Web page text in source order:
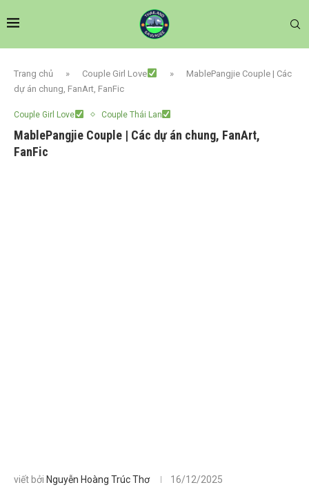
Trang chủ » Couple Girl Love »
MablePangjie Couple | Các
dự án chung, FanArt, FanFic
Couple Girl Love Couple Thái Lan
MablePangjie Couple | Các dự án chung, FanArt,
FanFic
viết bởi Nguyễn Hoàng Trúc Thơ 16/12/2025